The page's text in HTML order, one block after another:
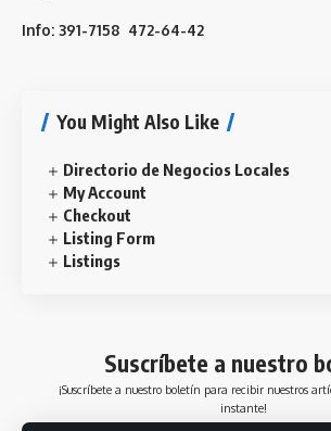
Info: 391-7158 472-64-42
You Might Also Like
Directorio de Negocios Locales
My Account
Checkout
Listing Form
Listings
Suscríbete a nuestro
¡Suscríbete a nuestro boletín para recibir nuestros
instante!